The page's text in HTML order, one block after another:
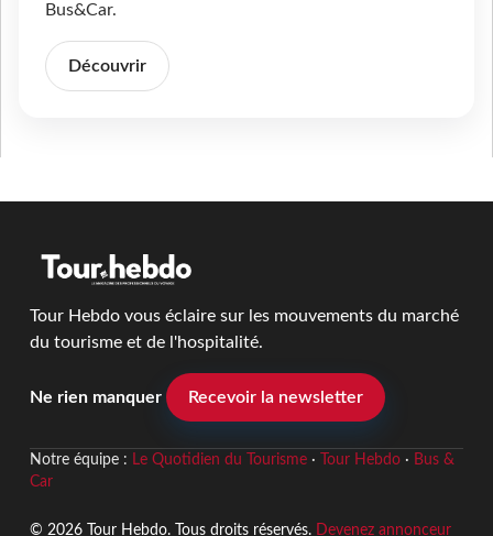
Bus&Car.
Découvrir
Tour Hebdo vous éclaire sur les mouvements du marché
du tourisme et de l'hospitalité.
Ne rien manquer Recevoir la newsletter
Notre équipe : Le Quotidien du Tourisme· Tour Hebdo· Bus &
Car
© 2026 Tour Hebdo. Tous droits réservés. Devenez annonceur